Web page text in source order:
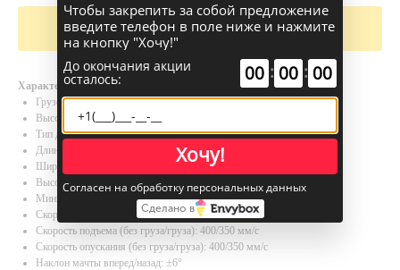
Добавить в корзину
Характеристики
Грузоподъемность, кг - 25000
Высота подъема, мм - 3000 - 6000
Тип двигателя - Дизель
Длина (без вил), мм - 6890
Ширина, мм - 3420
Высота по кабине, мм - 3550
Минимальный радиус поворота: 5500 мм
Скорость движения (без груза/груза): 16/13 км/ч
Скорость подъема (без груза/груза): 400/350 мм/с
Скорость опускания (без груза/груза): 400/350 мм/с
Наклон мачты вперед/назад: ±6°
Чтобы закрепить за собой предложение
введите телефон в поле ниже и нажмите
на кнопку "Хочу!"
До окончания акции
осталось: 00 : 00 : 00
Хочу!
Согласен на обработку персональных данных
Сделано в